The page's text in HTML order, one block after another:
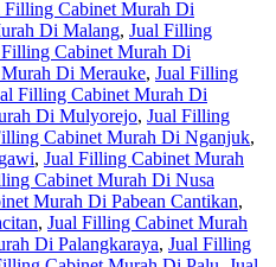
Filling Cabinet Murah Di
Di Malang, Jual Filling
Cabinet Murah Di
Di Merauke, Jual Filling
Filling Cabinet Murah Di
Di Mulyorejo, Jual Filling
Cabinet Murah Di Nganjuk,
, Jual Filling Cabinet Murah
Cabinet Murah Di Nusa
Murah Di Pabean Cantikan,
, Jual Filling Cabinet Murah
Di Palangkaraya, Jual Filling